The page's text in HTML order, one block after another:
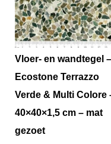
Vloer- en wandtegel –
Ecostone Terrazzo
Verde & Multi Colore
40×40×1,5 cm – mat
gezoet